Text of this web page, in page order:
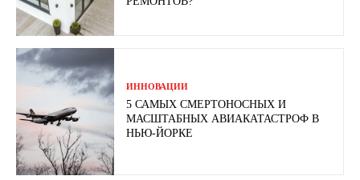
ИННОВАЦИИ
5 САМЫХ СМЕРТОНОСНЫХ И
МАСШТАБНЫХ АВИАКАТАСТРОФ В
НЬЮ-ЙОРКЕ